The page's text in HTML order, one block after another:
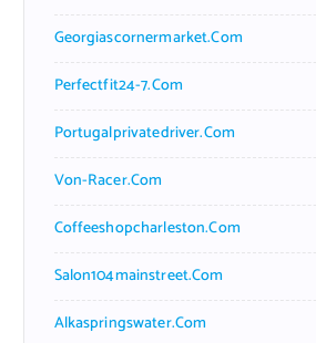
Georgiascornermarket.com
Perfectfit24-7.com
Portugalprivatedriver.com
Von-Racer.com
Coffeeshopcharleston.com
Salon104mainstreet.com
Alkaspringswater.com